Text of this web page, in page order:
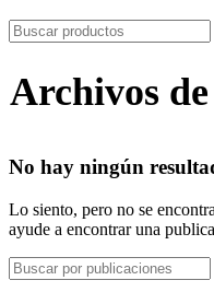
Archivos
No hay ningún
Lo siento, pero no se
ayude a encontrar una